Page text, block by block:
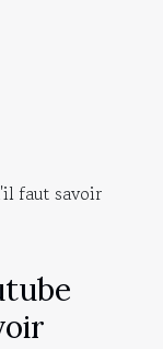
faut savoir